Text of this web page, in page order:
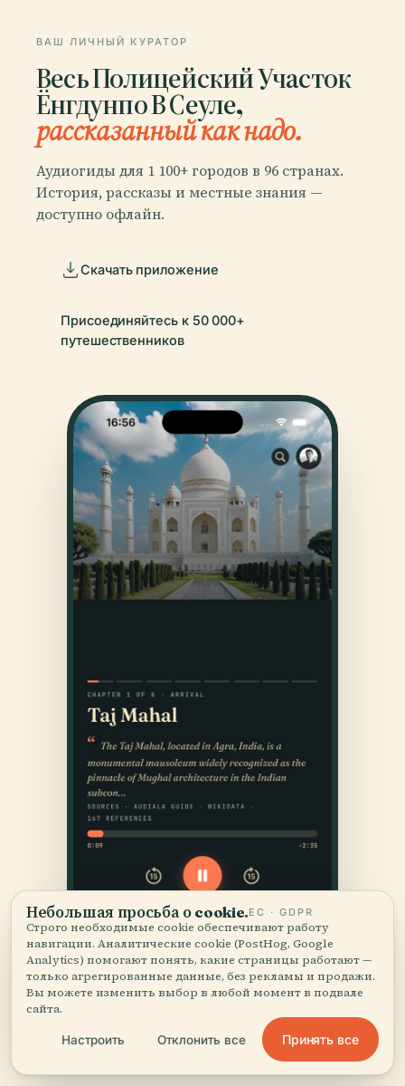
ВАШ ЛИЧНЫЙ КУРАТОР
Весь Полицейский Участок
Ёнгдунпо В Сеуле,
рассказанный как надо.
Аудиогиды для 1 100+ городов в 96 странах.
История, рассказы и местные знания —
доступно офлайн.
Скачать приложение
Присоединяйтесь к 50 000+
путешественников
Небольшая просьба о cookie.ЕС · GDPR
Строго необходимые cookie обеспечивают работу
навигации. Аналитические cookie (PostHog, Google
Analytics) помогают понять, какие страницы работают —
только агрегированные данные, без рекламы и продажи.
Вы можете изменить выбор в любой момент в подвале
сайта.
Настроить Отклонить все Принять все